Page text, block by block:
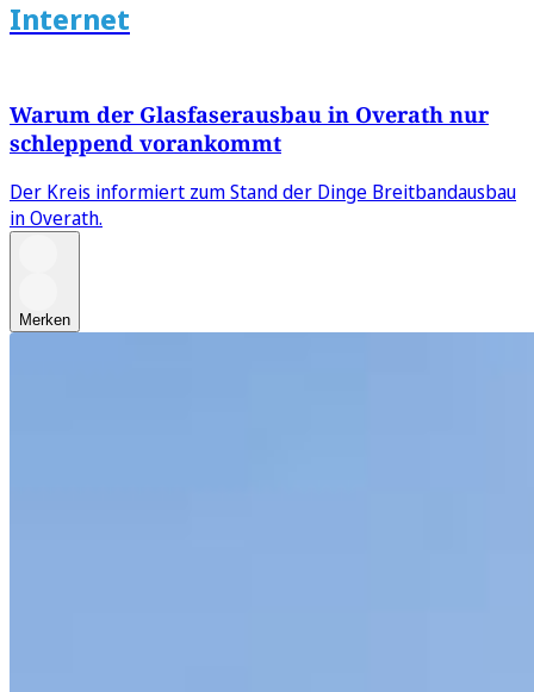
Internet
Warum der Glasfaserausbau in Overath nur
schleppend vorankommt
Der Kreis informiert zum Stand der Dinge Breitbandausbau
in Overath.
Merken